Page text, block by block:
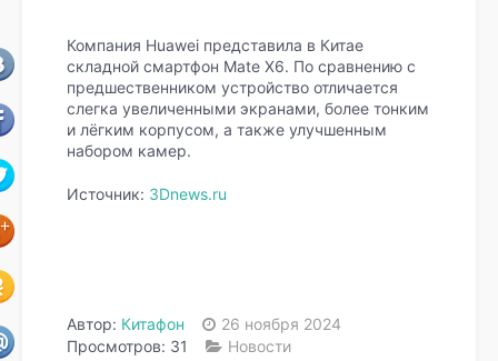
Компания Huawei представила в Китае
складной смартфон Mate X6. По сравнению с
предшественником устройство отличается
слегка увеличенными экранами, более тонким
и лёгким корпусом, а также улучшенным
набором камер.
Источник: 3Dnews.ru
Автор: Китафон
26 ноября 2024
Просмотров: 31
Новости